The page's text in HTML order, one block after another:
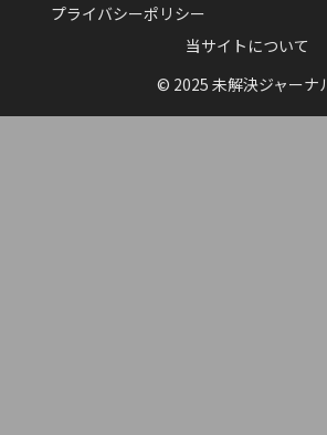
プライバシーポリシー
当サイトについて
© 2025 未解決ジャーナ